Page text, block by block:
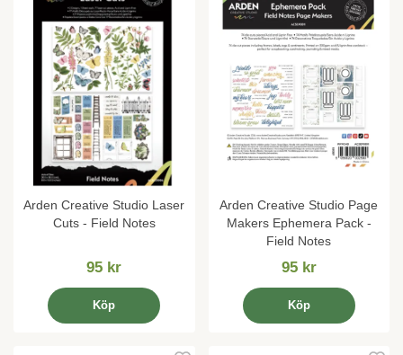
Arden Creative Studio Laser
Cuts - Field Notes
95 kr
Köp
Arden Creative Studio Page
Makers Ephemera Pack -
Field Notes
95 kr
Köp